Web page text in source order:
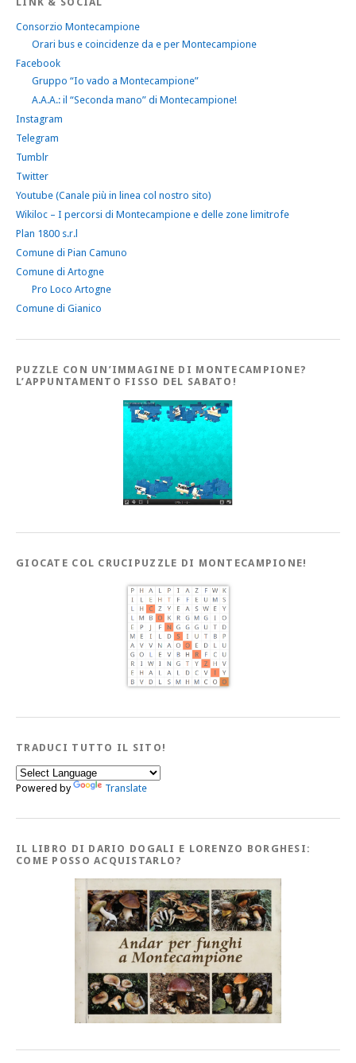
Consorzio Montecampione
Orari bus e coincidenze da e per Montecampione
Facebook
Gruppo “Io vado a Montecampione”
A.A.A.: il “Seconda mano” di Montecampione!
Instagram
Telegram
Tumblr
Twitter
Youtube (Canale più in linea col nostro sito)
Wikiloc – I percorsi di Montecampione e delle zone limitrofe
Plan 1800 s.r.l
Comune di Pian Camuno
Comune di Artogne
Pro Loco Artogne
Comune di Gianico
PUZZLE CON UN’IMMAGINE DI MONTECAMPIONE?
L’APPUNTAMENTO FISSO DEL SABATO!
GIOCATE COL CRUCIPUZZLE DI MONTECAMPIONE!
TRADUCI TUTTO IL SITO!
Powered by Translate
IL LIBRO DI DARIO DOGALI E LORENZO BORGHESI:
COME POSSO ACQUISTARLO?